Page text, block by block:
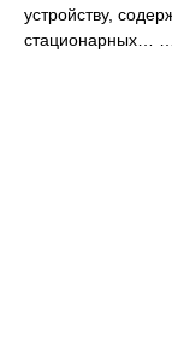
устройству,
стационарных…